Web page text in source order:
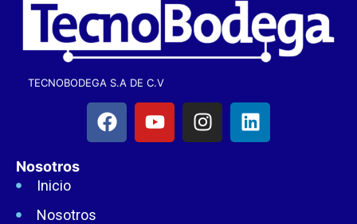
TECNOBODEGA S.A DE C.V
Nosotros
Inicio
Nosotros